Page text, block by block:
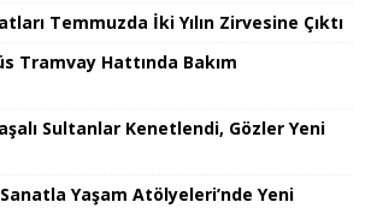
Temmuzda İki Yılın Zirvesine Çıktı
Tramvay Hattında Bakım
Sultanlar Kenetlendi, Gözler Yeni
Yaşam Atölyeleri’nde Yeni